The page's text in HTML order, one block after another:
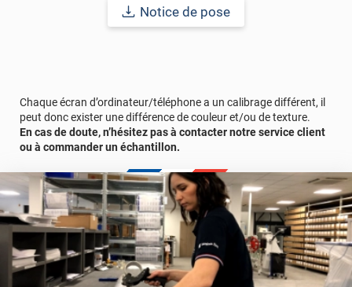
écaillage, délamination et jaunissement)
Notice de pose
Chaque écran d’ordinateur/téléphone a un calibrage différent, il
peut donc exister une différence de couleur et/ou de texture.
En cas de doute, n’hésitez pas à contacter notre service client
ou à commander un échantillon.